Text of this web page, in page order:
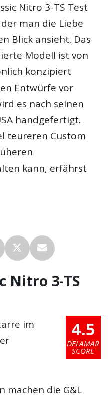
Nitro 3-TS Test
man die Liebe
Blick ansieht. Das
Modell ist von
konzipiert
Entwürfe vor
es nach seinen
handgefertigt.
teureren Custom
kann, erfährst
Nitro 3-TS
4.5
DELAMAR
SCORE
im
machen die G&L